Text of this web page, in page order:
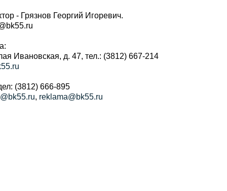
- Грязнов Георгий Игоревич.
Ивановская, д. 47, тел.: (3812) 667-214
(3812) 666-895
, reklama@bk55.ru